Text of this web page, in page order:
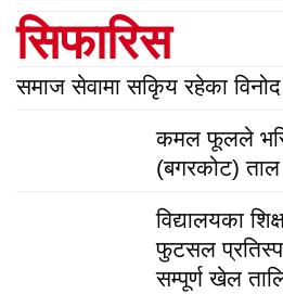
सिफारिस
समाज सेवामा सकिृय रहेका
कमल फूलले
(बगरकोट) ताल
विद्यालयका
फुटसल
सम्पूर्ण खेल